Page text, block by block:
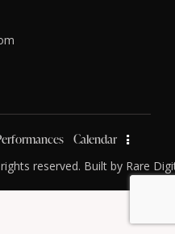
Calendar
reserved. Built by Rare